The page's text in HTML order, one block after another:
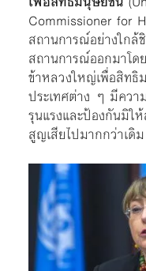
Commissioner for
สถานการณ์อย่างใกล้
สถานการณ์ออกมาโ
ข้าหลวงใหญ่เพื่อสิทธิ
ประเทศต่าง ๆ มีควา
รุนแรงและป้องกันมิใ
สูญเสียไปมากกว่าเดิม